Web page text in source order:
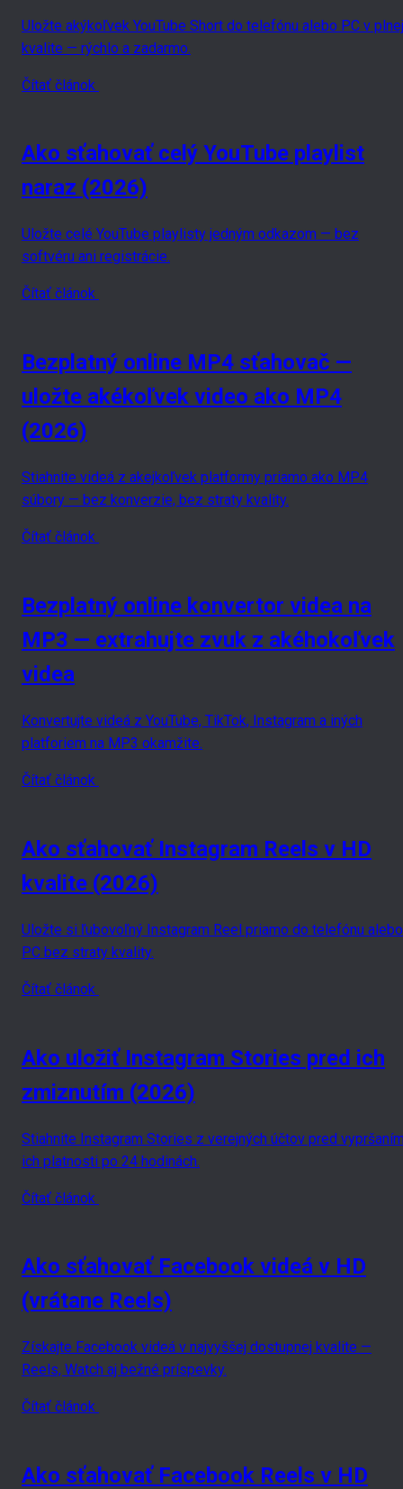
Uložte akýkoľvek YouTube Short do telefónu alebo PC v plnej
kvalite — rýchlo a zadarmo.
Čítať článok
Ako sťahovať celý YouTube playlist
naraz (2026)
Uložte celé YouTube playlisty jedným odkazom — bez
softvéru ani registrácie.
Čítať článok
Bezplatný online MP4 sťahovač —
uložte akékoľvek video ako MP4
(2026)
Stiahnite videá z akejkoľvek platformy priamo ako MP4
súbory — bez konverzie, bez straty kvality.
Čítať článok
Bezplatný online konvertor videa na
MP3 — extrahujte zvuk z akéhokoľvek
videa
Konvertujte videá z YouTube, TikTok, Instagram a iných
platforiem na MP3 okamžite.
Čítať článok
Ako sťahovať Instagram Reels v HD
kvalite (2026)
Uložte si ľubovoľný Instagram Reel priamo do telefónu alebo
PC bez straty kvality.
Čítať článok
Ako uložiť Instagram Stories pred ich
zmiznutím (2026)
Stiahnite Instagram Stories z verejných účtov pred
ich platnosti po 24 hodinách.
Čítať článok
Ako sťahovať Facebook videá v HD
(vrátane Reels)
Získajte Facebook videá v najvyššej dostupnej kvalite —
Reels, Watch aj bežné príspevky.
Čítať článok
Ako sťahovať Facebook Reels v HD